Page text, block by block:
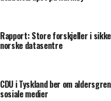
Rapport: Store forskjeller i
norske datasentre
CDU i Tyskland ber om
sosiale medier